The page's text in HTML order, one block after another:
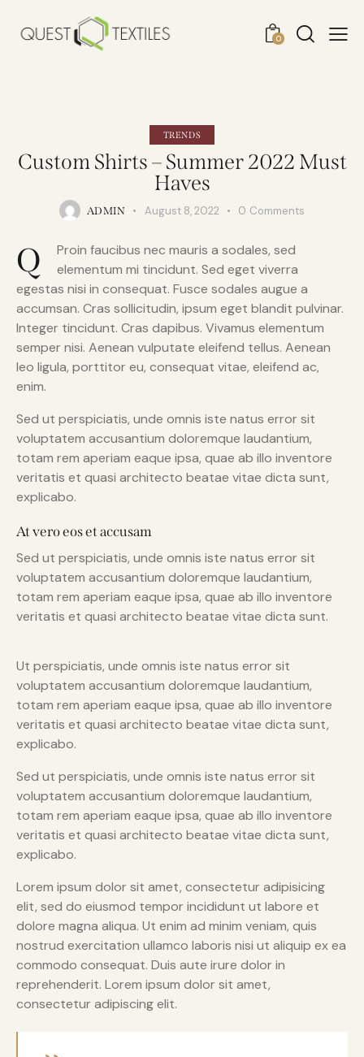
0
TRENDS
Custom Shirts – Summer 2022 Must
Haves
ADMIN August 8, 2022 0 Comments
Q
Proin faucibus nec mauris a sodales, sed
elementum mi tincidunt. Sed eget viverra
egestas nisi in consequat. Fusce sodales augue a
accumsan. Cras sollicitudin, ipsum eget blandit pulvinar.
Integer tincidunt. Cras dapibus. Vivamus elementum
semper nisi. Aenean vulputate eleifend tellus. Aenean
leo ligula, porttitor eu, consequat vitae, eleifend ac,
enim.
Sed ut perspiciatis, unde omnis iste natus error sit
voluptatem accusantium doloremque laudantium,
totam rem aperiam eaque ipsa, quae ab illo inventore
veritatis et quasi architecto beatae vitae dicta sunt,
explicabo.
At vero eos et accusam
Sed ut perspiciatis, unde omnis iste natus error sit
voluptatem accusantium doloremque laudantium,
totam rem aperiam eaque ipsa, quae ab illo inventore
veritatis et quasi architecto beatae vitae dicta sunt.
Ut perspiciatis, unde omnis iste natus error sit
voluptatem accusantium doloremque laudantium,
totam rem aperiam eaque ipsa, quae ab illo inventore
veritatis et quasi architecto beatae vitae dicta sunt,
explicabo.
Sed ut perspiciatis, unde omnis iste natus error sit
voluptatem accusantium doloremque laudantium,
totam rem aperiam eaque ipsa, quae ab illo inventore
veritatis et quasi architecto beatae vitae dicta sunt,
explicabo.
Lorem ipsum dolor sit amet, consectetur adipisicing
elit, sed do eiusmod tempor incididunt ut labore et
dolore magna aliqua. Ut enim ad minim veniam, quis
nostrud exercitation ullamco laboris nisi ut aliquip ex ea
commodo consequat. Duis aute irure dolor in
reprehenderit. Lorem ipsum dolor sit amet,
consectetur adipiscing elit.